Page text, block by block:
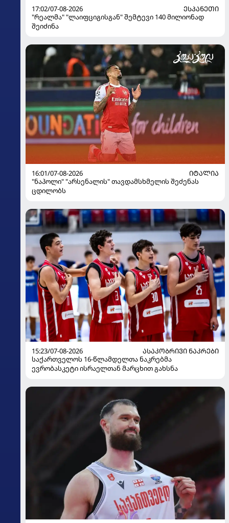
17:02/07-08-2026
ᲔᲡᲞᲐᲜᲔᲗᲘ
"რეალმა" "ლაიფციგისგან" შემტევი 140 მილიონად
შეიძინა
16:01/07-08-2026
ᲘᲢᲐᲚᲘᲐ
"ნაპოლი" "არსენალის" თავდამსხმელის შეძენას
ცდილობს
15:23/07-08-2026
ᲐᲡᲐᲙᲝᲑᲠᲘᲕᲘ ᲜᲐᲙᲠᲔᲑᲘ
საქართველოს 16-წლამდელთა ნაკრებმა
ევრობასკეტი ისრაელთან მარცხით გახსნა